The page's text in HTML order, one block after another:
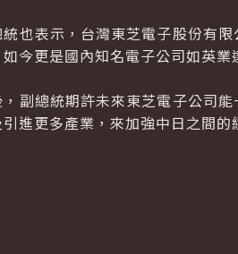
表示，台灣東芝電子股份有限
今更是國內知名電子公司如英
總統期許未來東芝電子公司能
進更多產業，來加強中日之間